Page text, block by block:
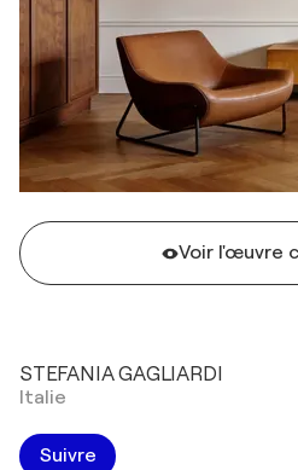
Voir l'œuvre
STEFANIA GAGLIARDI
Italie
Suivre